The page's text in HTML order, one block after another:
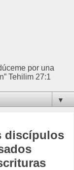
por una
Tehilim 27:1
▼
discípulos